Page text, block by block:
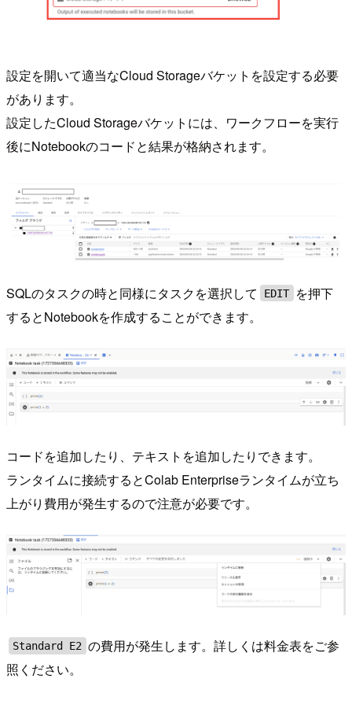
設定を開いて適当なCloud Storageバケットを設定する必要
があります。
設定したCloud Storageバケットには、ワークフローを実行
後にNotebookのコードと結果が格納されます。
SQLのタスクの時と同様にタスクを選択して EDIT
を押下
するとNotebookを作成することができます。
コードを追加したり、テキストを追加したりできます。
ランタイムに接続するとColab Enterpriseランタイムが立ち
上がり費用が発生するので注意が必要です。
Standard E2 の費用が発生します。詳しくは料金表をご参
照ください。